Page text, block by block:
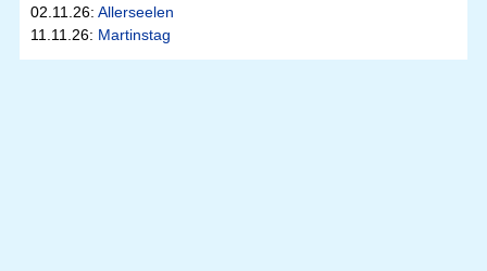
02.11.26: Allerseelen
11.11.26: Martinstag